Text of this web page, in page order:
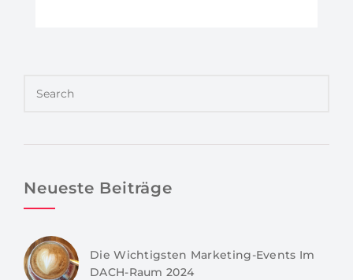
Neueste Beiträge
Die Wichtigsten Marketing-Events Im
DACH-Raum 2024